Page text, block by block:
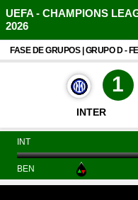
UEFA - CHAMPIONS
2026
FASE DE GRUPOS | GRUPO D -
INTER
1
INT
BEN